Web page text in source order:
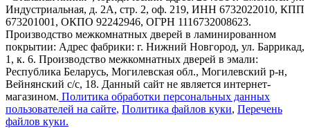
Индустриальная, д. 2А, стр. 2, оф. 219, ИНН 6732022010, КПП
673201001, ОКПО 92242946, ОГРН 1116732008623.
Производство межкомнатных дверей в ламинированном
покрытии: Адрес фабрики: г. Нижний Новгород, ул. Баррикад,
1, к. 6. Производство межкомнатных дверей в эмали:
Республика Беларусь, Могилевская обл., Могилевский р-н,
Вейнянский с/с, 18. Данный сайт не является интернет-
магазином. Политика обработки персональных данных
пользователей на сайте, Политика файлов куки, Перечень
файлов куки.